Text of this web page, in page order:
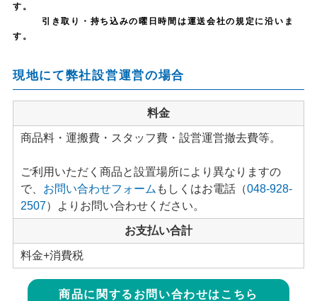
す。
引き取り・持ち込みの曜日時間は運送会社の規定に沿いま
す。
現地にて弊社設営運営の場合
料金
商品料・運搬費・スタッフ費・設営運営撤去費等。
ご利用いただく商品と設置場所により異なりますの
で、 お問い合わせフォーム もしくはお電話（048-928-
2507）よりお問い合わせください。
お支払い合計
料金+消費税
商品に関するお問い合わせはこちら